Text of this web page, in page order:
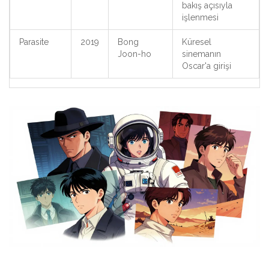
bakış açısıyla
işlenmesi
Parasite 2019
Bong
Joon-ho
Küresel
sinemanın
Oscar'a girişi